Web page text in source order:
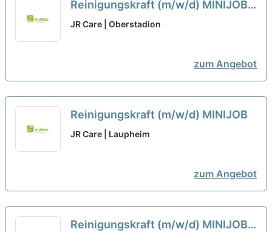
Reinigungskraft (m/w/d) MINIJOB
neu
JR Care | Oberstadion
zum Angebot
Reinigungskraft (m/w/d) MINIJOB
JR Care | Laupheim
zum Angebot
Reinigungskraft (m/w/d) MINIJOB